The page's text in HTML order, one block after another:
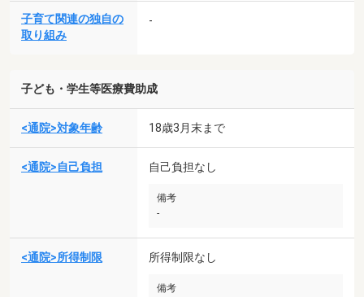
子育て関連の独自の
取り組み
-
子ども・学生等医療費助成
<通院>対象年齢 18歳3月末まで
<通院>自己負担 自己負担なし
備考
-
<通院>所得制限 所得制限なし
備考